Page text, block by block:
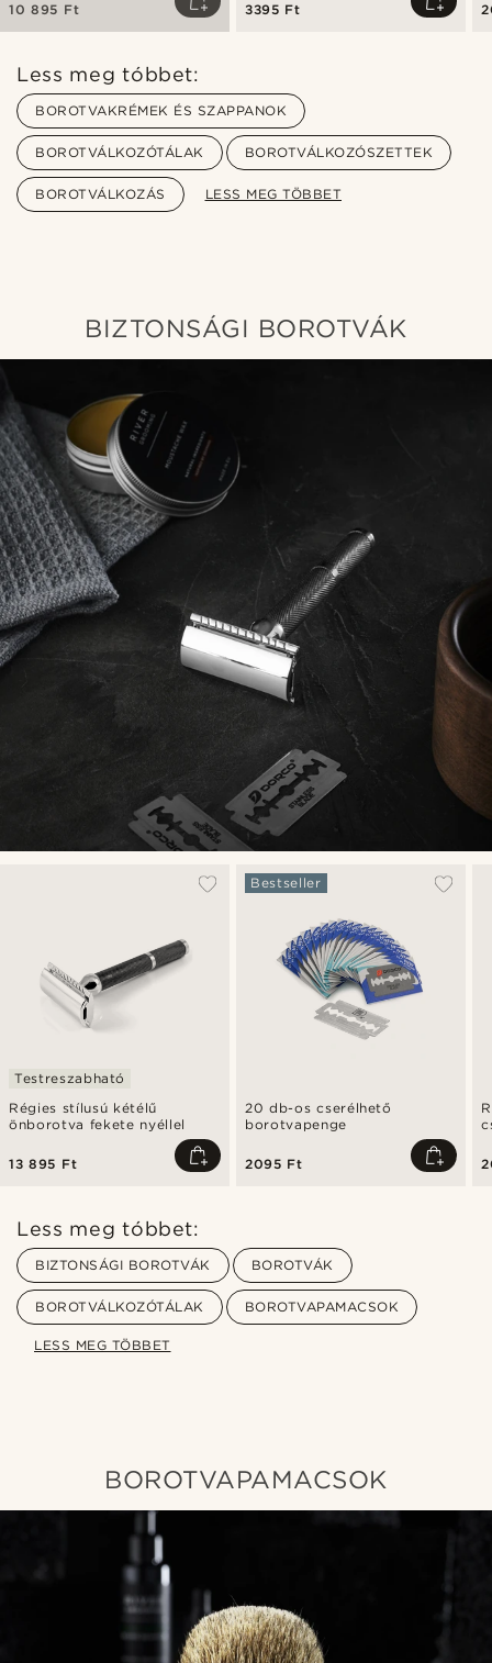
10 895 Ft
3395 Ft
Less meg tóbbet:
BOROTVAKRÉMEK ÉS SZAPPANOK
BOROTVÁLKOZÓTÁLAK BOROTVÁLKOZÓSZETTEK
BOROTVÁLKOZÁS LESS MEG TÖBBET
BIZTONSÁGI BOROTVÁK
Régies stílusú kétélű
önborotva fekete nyéllel
Testreszabható
13 895 Ft
20 db-os cserélhető
borotvapenge
Bestseller
2095 Ft
Less meg tóbbet:
BIZTONSÁGI BOROTVÁK BOROTVÁK
BOROTVÁLKOZÓTÁLAK BOROTVAPAMACSOK
LESS MEG TÖBBET
BOROTVAPAMACSOK